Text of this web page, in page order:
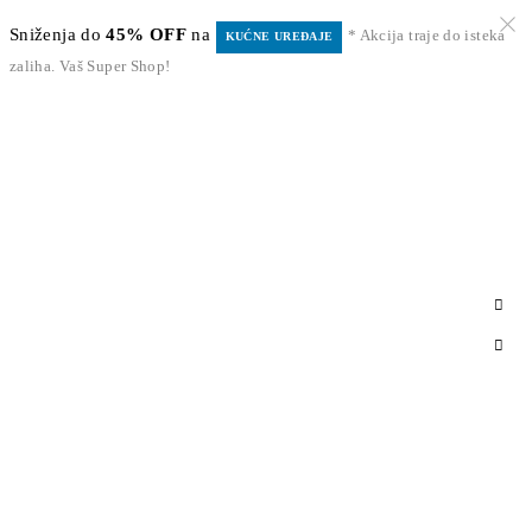
Sniženja do45% OFF na KUĆNE UREĐAJE
* Akcija traje do isteka
zaliha. Vaš Super Shop!